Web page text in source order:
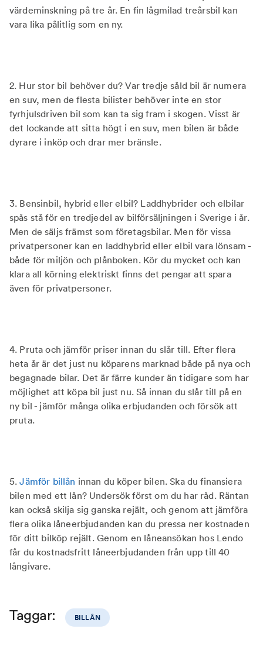
värdeminskning på tre år. En fin lågmilad treårsbil kan
vara lika pålitlig som en ny.
2. Hur stor bil behöver du? Var tredje såld bil är numera
en suv, men de flesta bilister behöver inte en stor
fyrhjulsdriven bil som kan ta sig fram i skogen. Visst är
det lockande att sitta högt i en suv, men bilen är både
dyrare i inköp och drar mer bränsle.
3. Bensinbil, hybrid eller elbil? Laddhybrider och elbilar
spås stå för en tredjedel av bilförsäljningen i Sverige i år.
Men de säljs främst som företagsbilar. Men för vissa
privatpersoner kan en laddhybrid eller elbil vara lönsam -
både för miljön och plånboken. Kör du mycket och kan
klara all körning elektriskt finns det pengar att spara
även för privatpersoner.
4. Pruta och jämför priser innan du slår till. Efter flera
heta år är det just nu köparens marknad både på nya och
begagnade bilar. Det är färre kunder än tidigare som har
möjlighet att köpa bil just nu. Så innan du slår till på en
ny bil - jämför många olika erbjudanden och försök att
pruta.
5.Jämför billån innan du köper bilen. Ska du finansiera
bilen med ett lån? Undersök först om du har råd. Räntan
kan också skilja sig ganska rejält, och genom att jämföra
flera olika låneerbjudanden kan du pressa ner kostnaden
för ditt bilköp rejält. Genom en låneansökan hos Lendo
får du kostnadsfritt låneerbjudanden från upp till 40
långivare.
Taggar: BILLÅN